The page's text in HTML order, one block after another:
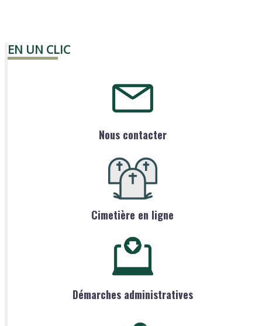
EN UN CLIC
Nous contacter
Cimetière en ligne
Démarches administratives